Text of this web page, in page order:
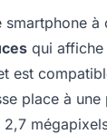
smartphone à
qui affiche
est
place à une
2,7